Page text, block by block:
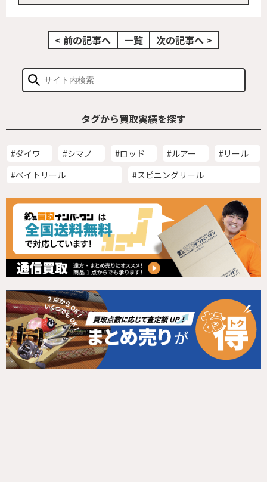
< 前の記事へ 一覧 次の記事へ >
タグから買取実績を探す
#ダイワ #シマノ #ロッド #ルアー
#リール
#ベイトリール
#スピニングリール